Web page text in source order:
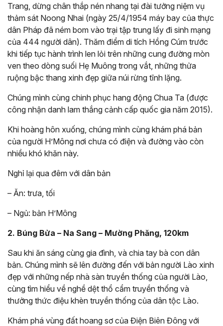
Trang, dừng chân thắp nén nhang tại đài tưởng niệm vụ
thảm sát Noong Nhai (ngày 25/4/1954 máy bay của thực
dân Pháp đã ném bom vào trại tập trung lấy đi sinh mạng
của 444 người dân). Thăm điểm di tích Hồng Cúm trước
khi tiếp tục hành trình len lỏi trên những cung đường mòn
ven theo dòng suối Hẹ Muông trong vắt, những thửa
ruộng bậc thang xinh đẹp giữa núi rừng tĩnh lặng.
Chúng mình cùng chinh phục hang động Chua Ta (được
công nhận danh lam thắng cảnh cấp quốc gia năm 2015).
Khi hoàng hôn xuống, chúng mình cùng khám phá bản
của người H’Mông nơi chưa có điện và đường vào còn
nhiều khó khăn này.
Nghỉ lại qua đêm với dân bản
– Ăn: trưa, tối
– Ngủ: bản H’Mông
2. Búng Bửa – Na Sang – Mường Phăng, 120km
Sau khi ăn sáng cùng gia đình, và chia tay bà con dân
bản. Chúng mình sẽ lên đường đến với bản người Lào xinh
đẹp với những nếp nhà sàn truyền thống của người Lào,
cùng tìm hiểu về nghề dệt thổ cẩm truyền thống và
thưởng thức điệu khèn truyền thống của dân tộc Lào.
Khám phá vùng đất hoang sơ của Điện Biên Đông với